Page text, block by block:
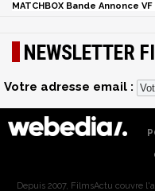
MATCHBOX Bande Annonce
NEWSLETTER
Votre adresse email :
Depuis 2007, FilmsActu couvre